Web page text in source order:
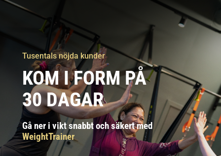
Tusentals nöjda kunder
KOM I FORM PÅ
30 DAGAR
Gå ner i vikt snabbt och säkert med
WeightTrainer